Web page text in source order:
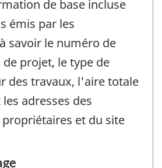
de base incluse
émis par les
savoir le numéro de
projet, le type de
des travaux, l'aire totale
adresses des
et du site